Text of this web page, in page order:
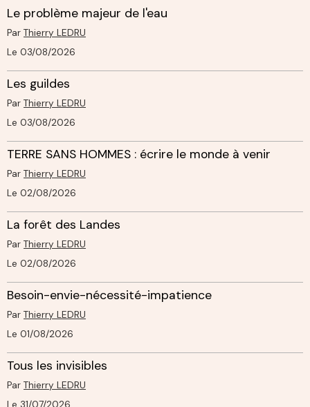
Le problème majeur de l'eau
Par Thierry LEDRU
Le 03/08/2026
Les guildes
Par Thierry LEDRU
Le 03/08/2026
TERRE SANS HOMMES : écrire le monde à venir
Par Thierry LEDRU
Le 02/08/2026
La forêt des Landes
Par Thierry LEDRU
Le 02/08/2026
Besoin-envie-nécessité-impatience
Par Thierry LEDRU
Le 01/08/2026
Tous les invisibles
Par Thierry LEDRU
Le 31/07/2026